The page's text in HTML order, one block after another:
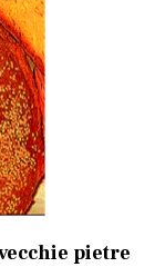
pietre